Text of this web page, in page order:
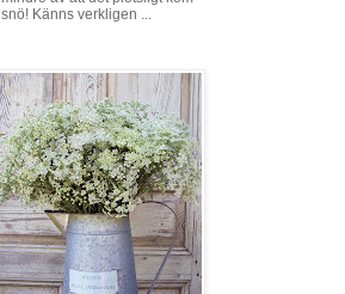
snö! Känns verkligen ...